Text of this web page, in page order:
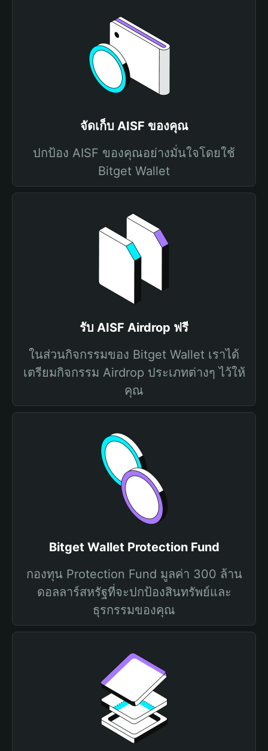
จัดเก็บ AISF ของคุณ
ปกป้อง AISF ของคุณอย่างมั่นใจโดยใช้
Bitget Wallet
รับ AISF Airdrop ฟรี
ในส่วนกิจกรรมของ Bitget Wallet เราได้
เตรียมกิจกรรม Airdrop ประเภทต่างๆ ไว้ให้
คุณ
Bitget Wallet Protection Fund
กองทุน Protection Fund มูลค่า 300 ล้าน
ดอลลาร์สหรัฐที่จะปกป้องสินทรัพย์และ
ธุรกรรมของคุณ